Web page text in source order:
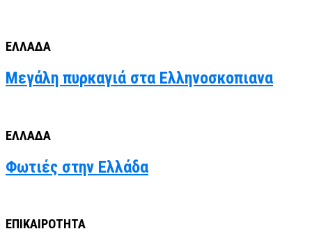
ΕΛΛΑΔΑ
Μεγάλη πυρκαγιά στα Ελληνοσκοπιανα
ΕΛΛΑΔΑ
Φωτιές στην Ελλάδα
ΕΠΙΚΑΙΡΟΤΗΤΑ